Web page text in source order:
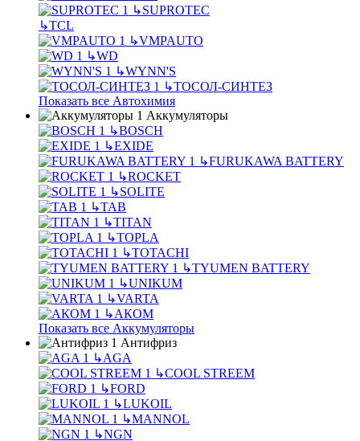
↳SUPROTEC
↳TCL
↳VMPAUTO
↳WD
↳WYNN'S
↳ТОСОЛ-СИНТЕЗ
Показать все Автохимия
Аккумуляторы
↳BOSCH
↳EXIDE
↳FURUKAWA BATTERY
↳ROCKET
↳SOLITE
↳TAB
↳TITAN
↳TOPLA
↳TOTACHI
↳TYUMEN BATTERY
↳UNIKUM
↳VARTA
↳АКОМ
Показать все Аккумуляторы
Антифриз
↳AGA
↳COOL STREEM
↳FORD
↳LUKOIL
↳MANNOL
↳NGN